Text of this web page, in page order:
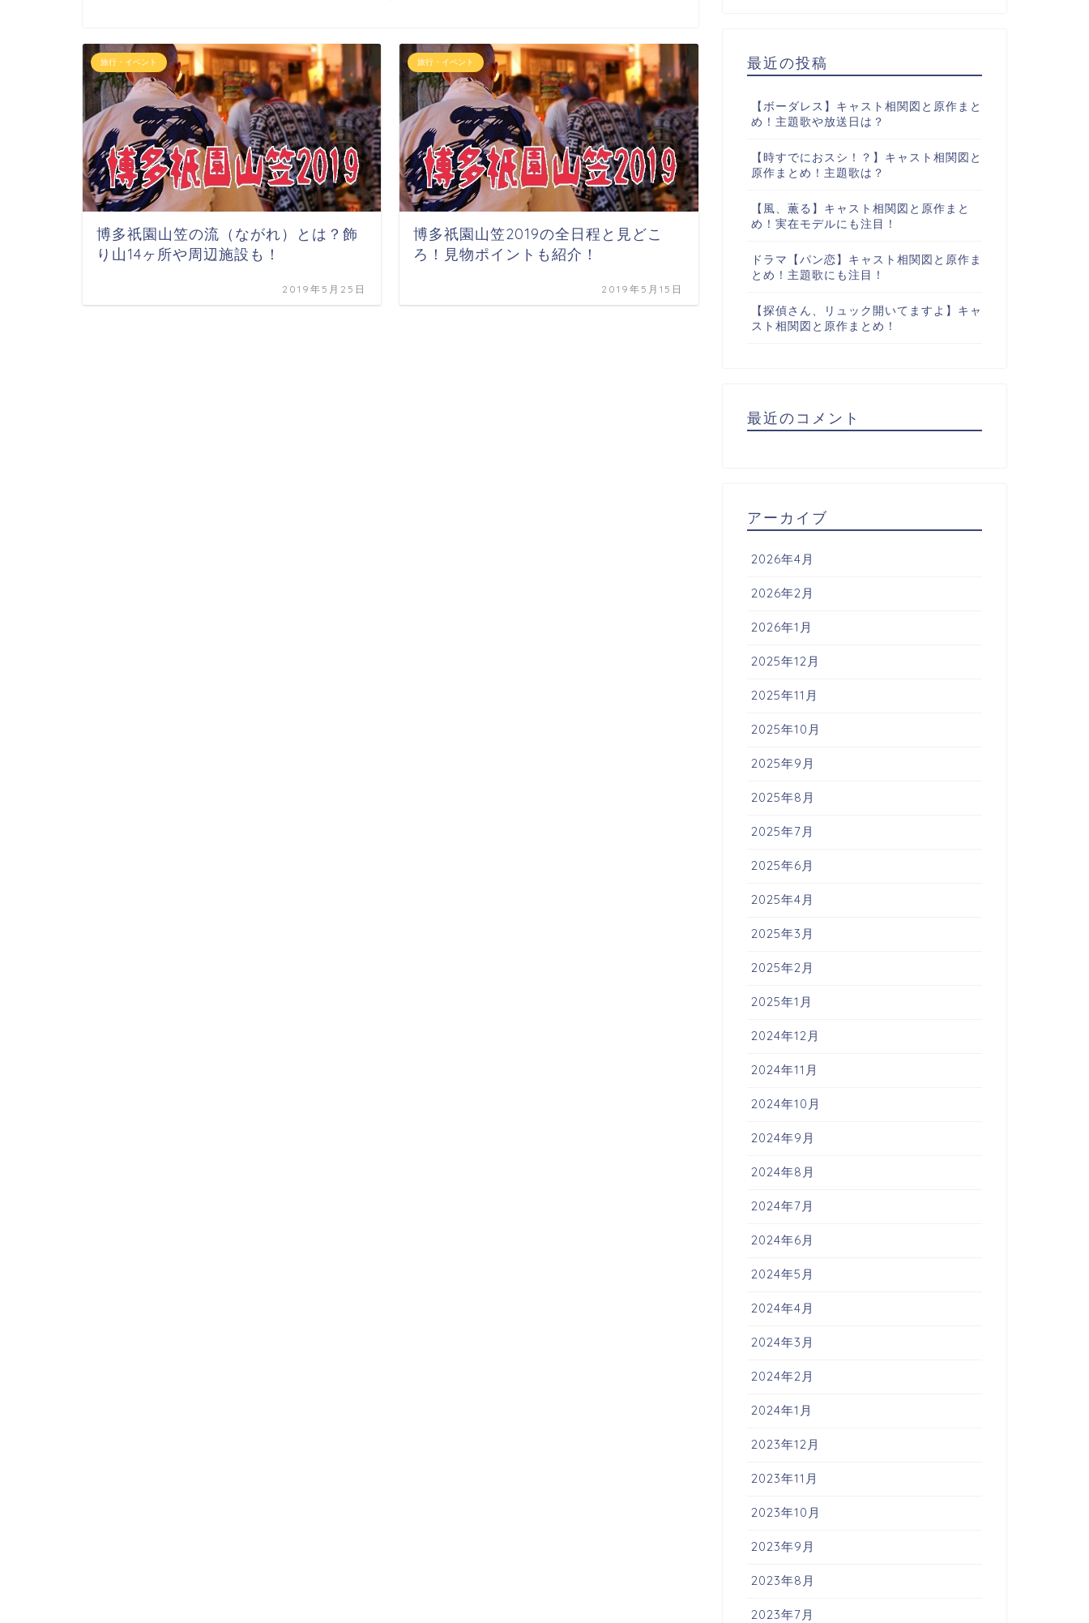
旅行・イベント
博多祇園山笠の流（ながれ）とは？飾
り山14ヶ所や周辺施設も！
2019年5月25日
旅行・イベント
博多祇園山笠2019の全日程と見どこ
ろ！見物ポイントも紹介！
2019年5月15日
最近の投稿
【ボーダレス】キャスト相関図と原作まと
め！主題歌や放送日は？
【時すでにおスシ！？】キャスト相関図と
原作まとめ！主題歌は？
【風、薫る】キャスト相関図と原作まと
め！実在モデルにも注目！
ドラマ【パン恋】キャスト相関図と原作ま
とめ！主題歌にも注目！
【探偵さん、リュック開いてますよ】キャ
スト相関図と原作まとめ！
最近のコメント
アーカイブ
2026年4月
2026年2月
2026年1月
2025年12月
2025年11月
2025年10月
2025年9月
2025年8月
2025年7月
2025年6月
2025年4月
2025年3月
2025年2月
2025年1月
2024年12月
2024年11月
2024年10月
2024年9月
2024年8月
2024年7月
2024年6月
2024年5月
2024年4月
2024年3月
2024年2月
2024年1月
2023年12月
2023年11月
2023年10月
2023年9月
2023年8月
2023年7月